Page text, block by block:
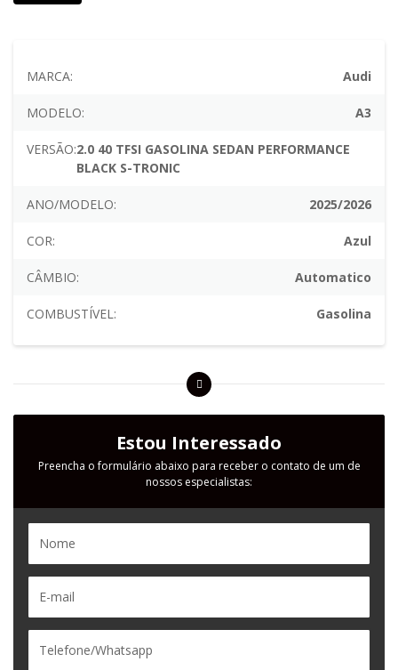
MARCA: Audi
MODELO: A3
VERSÃO:2.0 40 TFSI GASOLINA SEDAN PERFORMANCE
BLACK S-TRONIC
ANO/MODELO: 2025/2026
COR: Azul
CÂMBIO: Automatico
COMBUSTÍVEL: Gasolina
Estou Interessado
Preencha o formulário abaixo para receber o contato de um de
nossos especialistas: